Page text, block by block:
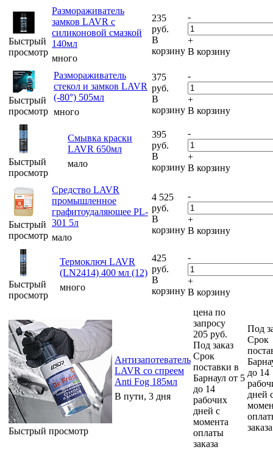
Быстрый
просмотр
Размораживатель
замков LAVR с
силиконовой смазкой
140мл
много
235
руб.
В
корзину
-
+
В корзину
Быстрый
просмотр
Размораживатель
стекол и замков LAVR
(-80°) 505мл
много
375
руб.
В
корзину
-
+
В корзину
Быстрый
просмотр
Смывка краски
LAVR 650мл
мало
395
руб.
В
корзину
-
+
В корзину
Быстрый
просмотр
Средство LAVR
промышленное
графитоудаляющее PL-
301 5л
мало
4 525
руб.
В
корзину
-
+
В корзину
Быстрый
просмотр
Термоключ LAVR
(LN2414) 400 мл (12)
много
425
руб.
В
корзину
-
+
В корзину
Быстрый просмотр
Антизапотеватель
LAVR со спреем
Anti Fog 185мл
В пути, 3 дня
цена по
запросу
205 руб.
Под заказ
Срок
поставки в
Барнаул от 5
до 14
рабочих
дней с
момента
оплаты
заказа
Под
Срок
до 14
дней
заказа